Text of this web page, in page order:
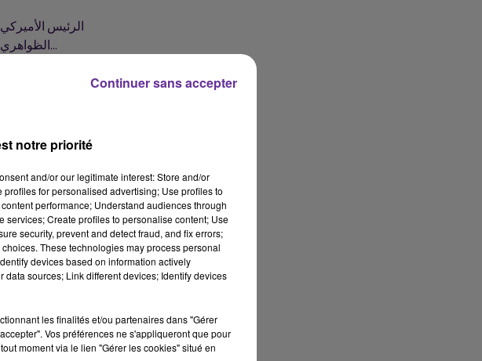
الرئيس
الظواهري في غارة بكابل، وقال ان العدالة أخذت مجراها...
مقتل شاب فلسطيني في
اليوم خلال
وزير السياحة
استقطاب أكثر من 1 مليون سائح جزائري مع نهاية سنة 2022 ...
السلطات
وانسحاب
الولايات المتحدة
notre priorité
and/or our legitimate interest: Store and/or
for personalised advertising; Use profiles to
performance; Understand audiences through
services; Create profiles to personalise content; Use
security, prevent and detect fraud, and fix errors;
These technologies may process personal
devices based on information actively
sources; Link different devices; Identify devices
les finalités et/ou partenaires dans "Gérer
Vos préférences ne s'appliqueront que pour
moment via le lien "Gérer les cookies" situé en
Continuer sans accepter